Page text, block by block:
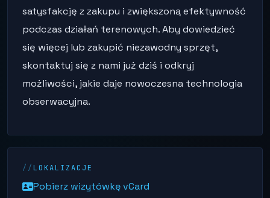
satysfakcję z zakupu i zwiększoną efektywność
podczas działań terenowych. Aby dowiedzieć
się więcej lub zakupić niezawodny sprzęt,
skontaktuj się z nami już dziś i odkryj
możliwości, jakie daje nowoczesna technologia
obserwacyjna.
LOKALIZACJE
Pobierz wizytówkę vCard